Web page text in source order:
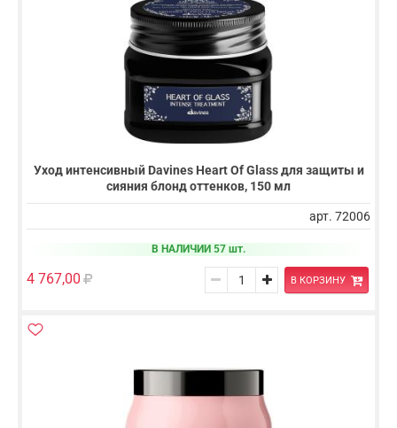
Уход интенсивный Davines Heart Of Glass для защиты и
сияния блонд оттенков, 150 мл
арт. 72006
В НАЛИЧИИ 57 шт.
4 767,00 В КОРЗИНУ